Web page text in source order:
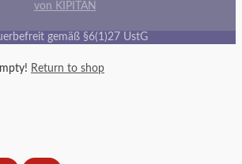
von KIPITAN
gemäß §6(1)27 UstG
Return to shop